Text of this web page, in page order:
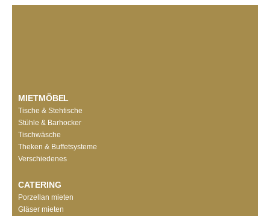
MIETMÖBEL
Tische & Stehtische
Stühle & Barhocker
Tischwäsche
Theken & Buffetsysteme
Verschiedenes
CATERING
Porzellan mieten
Gläser mieten